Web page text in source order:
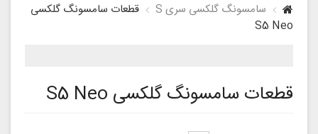
سامسونگ گلکسی سری S
قطعات سامسونگ گلکسی
S5 Neo
قطعات سامسونگ گلکسی S5 Neo